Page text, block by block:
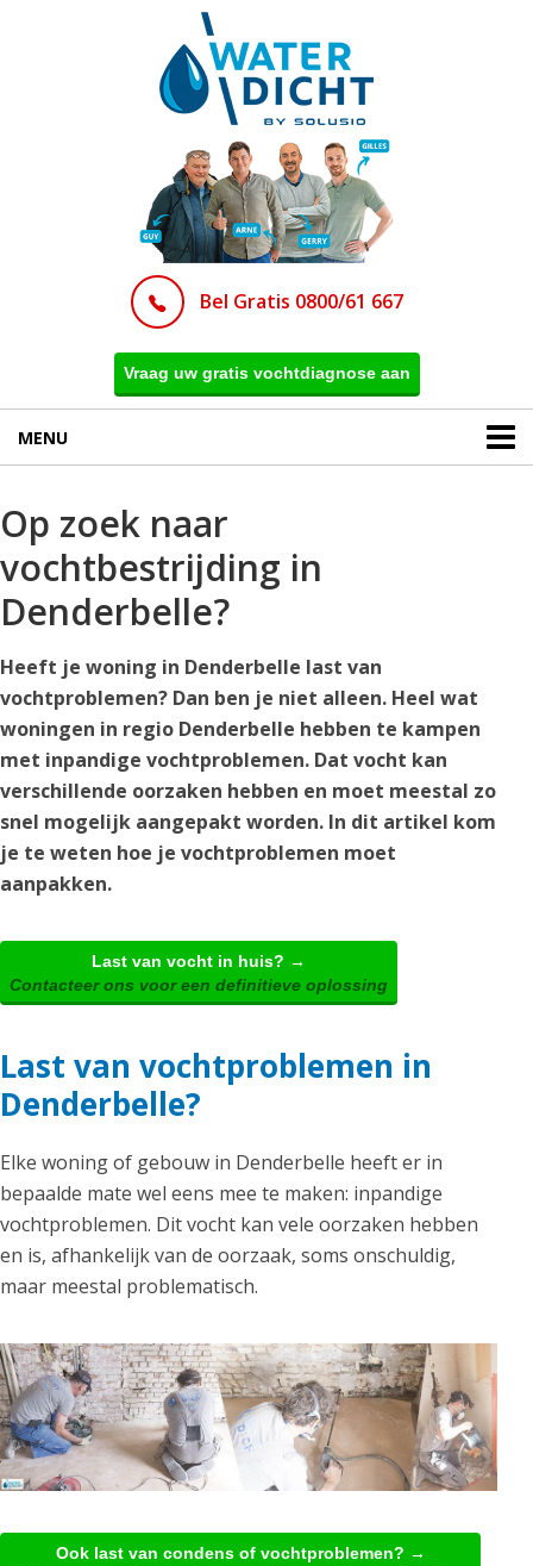
Bel Gratis 0800/61 667
Vraag uw gratis vochtdiagnose aan
MENU
Op zoek naar
vochtbestrijding in
Denderbelle?
Heeft je woning in Denderbelle last van
vochtproblemen? Dan ben je niet alleen. Heel wat
woningen in regio Denderbelle hebben te kampen
met inpandige vochtproblemen. Dat vocht kan
verschillende oorzaken hebben en moet meestal zo
snel mogelijk aangepakt worden. In dit artikel kom
je te weten hoe je vochtproblemen moet
aanpakken.
Last van vocht in huis? →
Contacteer ons voor een definitieve oplossing
Last van vochtproblemen in
Denderbelle?
Elke woning of gebouw in Denderbelle heeft er in
bepaalde mate wel eens mee te maken: inpandige
vochtproblemen. Dit vocht kan vele oorzaken hebben
en is, afhankelijk van de oorzaak, soms onschuldig,
maar meestal problematisch.
Ook last van condens of vochtproblemen? →